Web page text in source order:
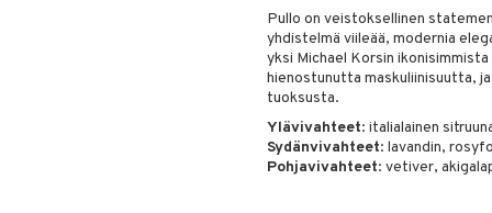
Pullo on veistoksellinen
yhdistelmä viileää, modernia
yksi Michael Korsin
hienostunutta maskuliinisuutta,
tuoksusta.
Ylävivahteet: italialainen
Sydänvivahteet: lavandin,
Pohjavivahteet: vetiver,